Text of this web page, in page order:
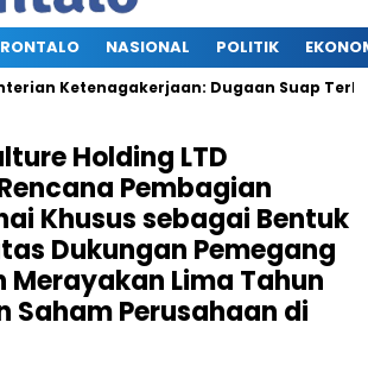
NASIONAL POLITIK
Ketenagakerjaan: Dugaan Suap Terkait
Holding LTD
Pembagian
Khusus sebagai Bentuk
Dukungan Pemegang
Merayakan Lima Tahun
Saham Perusahaan di